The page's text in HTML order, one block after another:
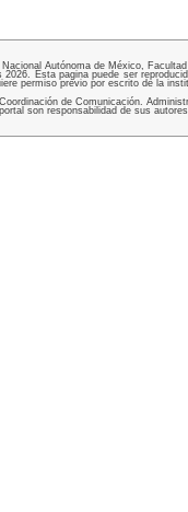
Autónoma de México,
2026. Esta pagina puede ser
permiso previo por escrito de la
de Comunicación.
son responsabilidad de sus